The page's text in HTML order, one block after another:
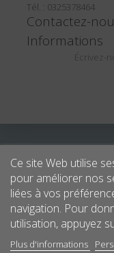
Tél. : 0325378464
Contactez-
Informations
Écrivez-
Ce site Web utilise
pour améliorer nos
liées à vos
navigation. Pour
utilisation, appuyez
Plus d'informations